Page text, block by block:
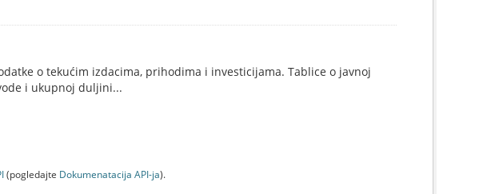
o tekućim izdacima, prihodima i investicijama. Tablice o javnoj
i ukupnoj duljini...
(pogledajte Dokumenаtаcijа API-jа).